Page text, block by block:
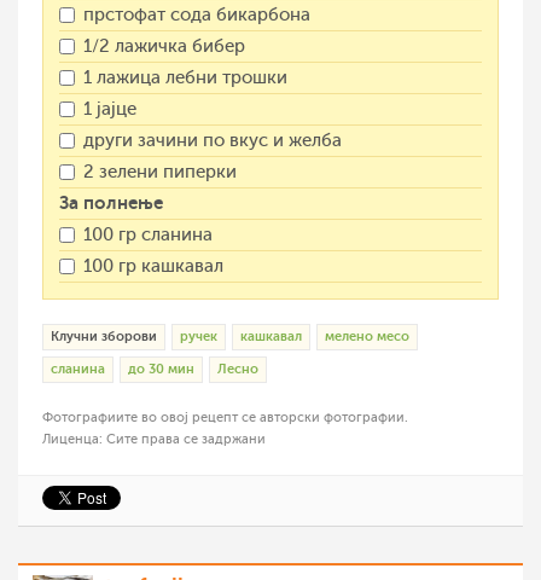
прстофат сода бикарбона
1/2 лажичка бибер
1 лажица лебни трошки
1 јајце
други зачини по вкус и желба
2 зелени пиперки
За полнење
100 гр сланина
100 гр кашкавал
Клучни зборови ручек кашкавал мелено месо
сланина до 30 мин Лесно
Фотографиите во овој рецепт се авторски фотографии.
Лиценца: Сите права се задржани